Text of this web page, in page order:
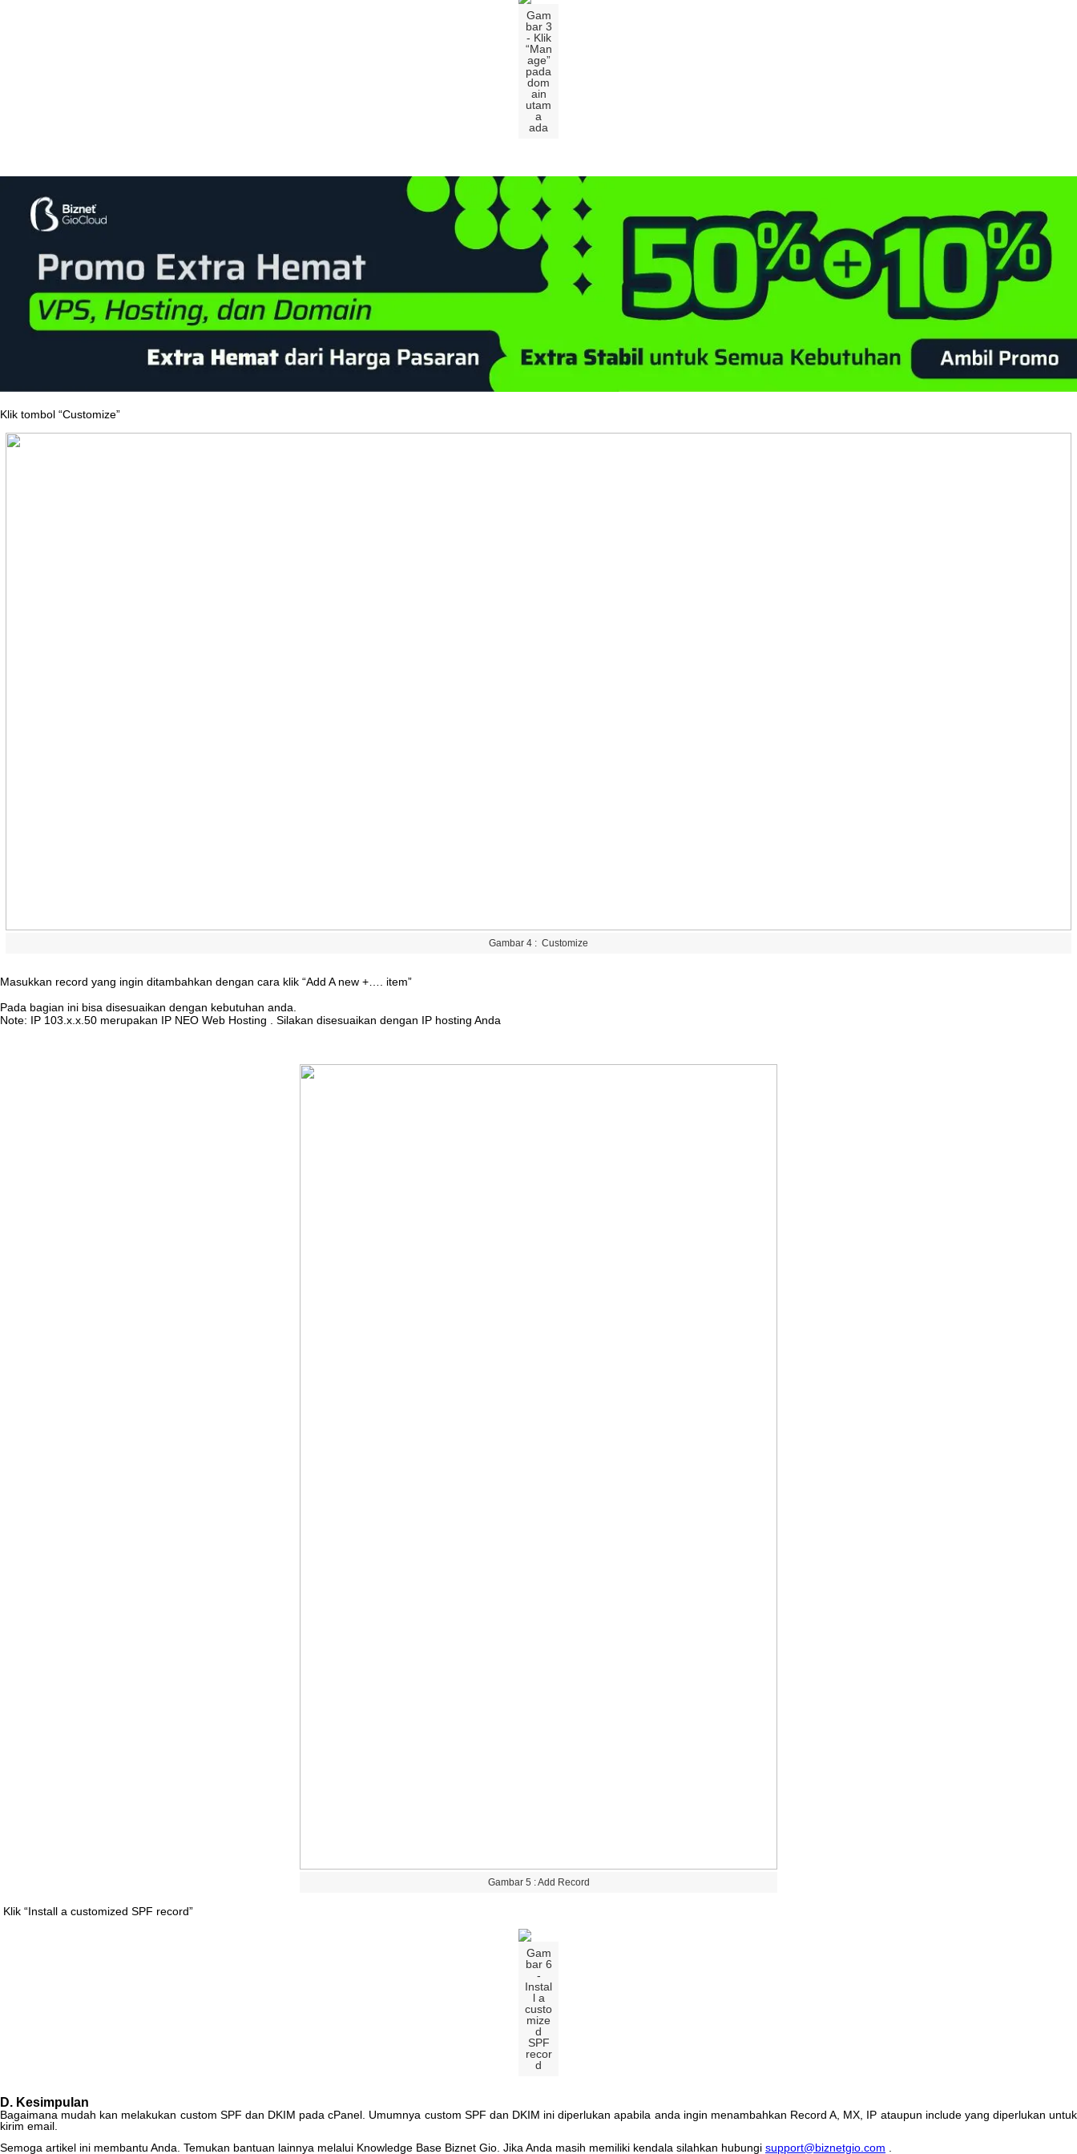
Gam
bar 3
- Klik
“Man
age”
pada
dom
ain
utam
a
ada
Klik tombol “Customize”
Gambar 4 : Customize
Masukkan record yang ingin ditambahkan dengan cara klik “Add A new +…. item”
Pada bagian ini bisa disesuaikan dengan kebutuhan anda.
Note: IP 103.x.x.50 merupakan IP NEO Web Hosting . Silakan disesuaikan dengan IP hosting Anda
Gambar 5 :Add Record
Klik “Install a customized SPF record”
Gam
bar 6
-
Instal
l a
custo
mize
d
SPF
recor
d
D. Kesimpulan
Bagaimana mudah kan melakukan custom SPF dan DKIM pada cPanel. Umumnya custom SPF dan DKIM ini diperlukan apabila anda ingin menambahkan Record A, MX, IP ataupun include yang diperlukan untuk
kirim email.
Semoga artikel ini membantu Anda. Temukan bantuan lainnya melalui Knowledge Base Biznet Gio. JikaAnda masih memiliki kendala silahkan hubungi support@biznetgio.com .